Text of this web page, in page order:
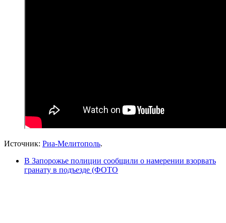
Источник: Риа-Мелитополь.
В Запорожье полиции сообщили о намерении взорвать
гранату в подъезде (ФОТО